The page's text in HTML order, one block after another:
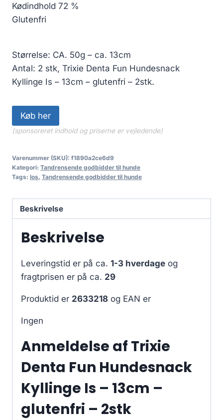
Kødindhold 72 %
Glutenfri
Størrelse: CA. 50g – ca. 13cm
Antal: 2 stk, Trixie Denta Fun Hundesnack
Kyllinge Is – 13cm – glutenfri – 2stk.
Køb her
(sponsoreret indhold og priserne er vejledende)
Varenummer (SKU): f1890a2ce6d9
Kategori: Tandrensende godbidder til hunde
Tags: los, Tandrensende godbidder til hunde
Beskrivelse
Beskrivelse
Leveringstid er på ca. 1-3 hverdage og
fragtprisen er på ca. 29
Produktid er 2633218 og EAN er
Ingen
Anmeldelse af Trixie
Denta Fun Hundesnack
Kyllinge Is – 13cm –
glutenfri – 2stk